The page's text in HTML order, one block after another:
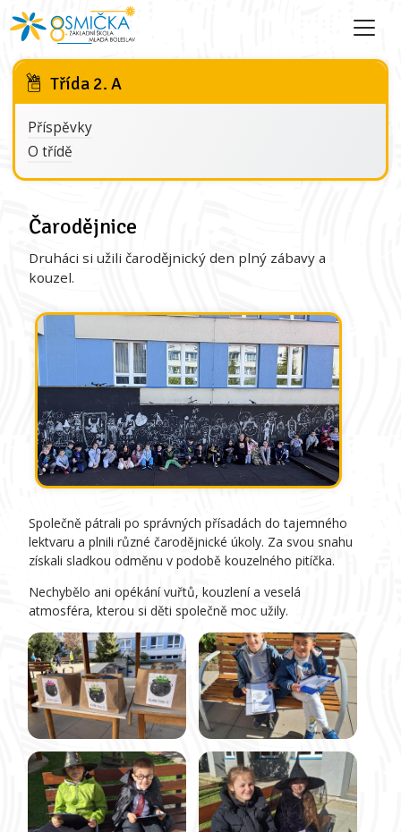
Třída 2. A
Příspěvky
O třídě
Čarodějnice
Druháci si užili čarodějnický den plný zábavy a
kouzel.
Společně pátrali po správných přísadách do tajemného
lektvaru a plnili různé čarodějnické úkoly. Za svou snahu
získali sladkou odměnu v podobě kouzelného pitíčka.
Nechybělo ani opékání vuřtů, kouzlení a veselá
atmosféra, kterou si děti společně moc užily.